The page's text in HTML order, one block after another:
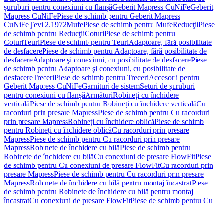
șuruburi pentru conexiuni cu flanșăGeberit Mapress CuNiFeGeberit
Mapress CuNiFePiese de schimb pentru Geberit Mapress
CuNiFeŢevi 2.1972MufePiese de schimb pentru MufeReducţiiPiese
de schimb pentru ReducţiiCoturiPiese de schimb pentru
CoturiTeuriPiese de schimb pentru TeuriAdaptoare, fără posibilitate
de desfacerePiese de schimb pentru Adaptoare, fără posibilitate de
desfacereAdaptoare şi conexiuni, cu posibilitate de desfacerePiese
de schimb pentru Adaptoare şi conexiuni, cu posibilitate de
desfacereTreceriPiese de schimb pentru TreceriAccesorii pentru
Geberit Mapress CuNiFeGarnituri de sistemSeturi de șuruburi
pentru conexiuni cu flanșăArmăturiRobineți cu închidere
verticalăPiese de schimb pentru Robineți cu închidere verticalăCu
racorduri prin presare MapressPiese de schimb pentru Cu racorduri
prin presare MapressRobineți cu închidere oblicăPiese de schimb
pentru Robineți cu închidere oblicăCu racorduri prin presare
MapressPiese de schimb pentru Cu racorduri prin presare
MapressRobinete de închidere cu bilăPiese de schimb pentru
Robinete de închidere cu bilăCu conexiuni de presare FlowFitPiese
de schimb pentru Cu conexiuni de presare FlowFitCu racorduri prin
presare MapressPiese de schimb pentru Cu racorduri prin presare
MapressRobinete de închidere cu bilă pentru montaj încastratPiese
de schimb pentru Robinete de închidere cu bilă pentru montaj
încastratCu conexiuni de presare FlowFitPiese de schimb pentru Cu